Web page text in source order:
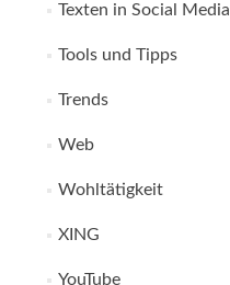
Texten in Social Media
Tools und Tipps
Trends
Web
Wohltätigkeit
XING
YouTube